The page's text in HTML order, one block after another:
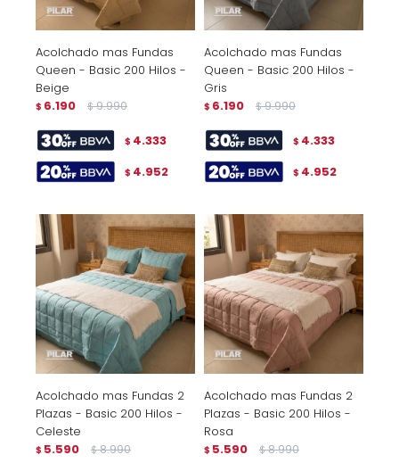
Acolchado mas Fundas
Queen - Basic 200 Hilos -
Beige
$ 6.190 $ 9.990
$ 4.333
$ 4.952
Acolchado mas Fundas
Queen - Basic 200 Hilos -
Gris
$ 6.190 $ 9.990
$ 4.333
$ 4.952
Acolchado mas Fundas 2
Plazas - Basic 200 Hilos -
Celeste
$ 5.590 $ 8.990
Acolchado mas Fundas 2
Plazas - Basic 200 Hilos -
Rosa
$ 5.590 $ 8.990